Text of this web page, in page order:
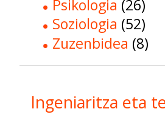
Psikologia (26)
Soziologia (52)
Zuzenbidea (8)
Ingeniaritza eta